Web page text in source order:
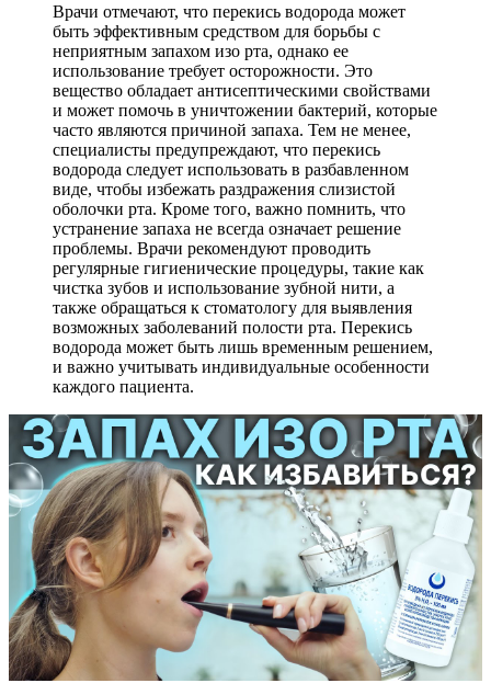
Врачи отмечают, что перекись водорода может
быть эффективным средством для борьбы с
неприятным запахом изо рта, однако ее
использование требует осторожности. Это
вещество обладает антисептическими свойствами
и может помочь в уничтожении бактерий, которые
часто являются причиной запаха. Тем не менее,
специалисты предупреждают, что перекись
водорода следует использовать в разбавленном
виде, чтобы избежать раздражения слизистой
оболочки рта. Кроме того, важно помнить, что
устранение запаха не всегда означает решение
проблемы. Врачи рекомендуют проводить
регулярные гигиенические процедуры, такие как
чистка зубов и использование зубной нити, а
также обращаться к стоматологу для выявления
возможных заболеваний полости рта. Перекись
водорода может быть лишь временным решением,
и важно учитывать индивидуальные особенности
каждого пациента.